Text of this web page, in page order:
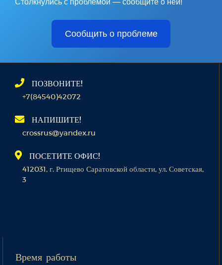
Столкнулись с проблемой — сообщите о ней!
Сообщить о проблеме
ПОЗВОНИТЕ!
+7(84540)42072
НАПИШИТЕ!
crossrus@yandex.ru
ПОСЕТИТЕ ОФИС!
412031, г. Ртищево Саратовской области, ул. Советская,
3
Время работы